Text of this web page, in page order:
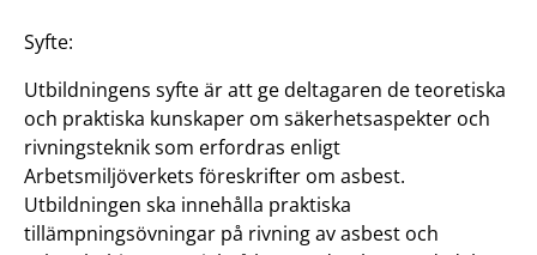
Syfte:
Utbildningens syfte är att ge deltagaren de teoretiska
och praktiska kunskaper om säkerhetsaspekter och
rivningsteknik som erfordras enligt
Arbetsmiljöverkets föreskrifter om asbest.
Utbildningen ska innehålla praktiska
tillämpningsövningar på rivning av asbest och